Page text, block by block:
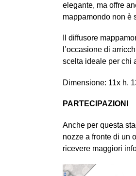
elegante, ma offre
mappamondo non è
Il diffusore
l’occasione di
scelta ideale per chi
Dimensione: 11x h.
PARTECIPAZIONI
Anche per questa
nozze a fronte di un
ricevere maggiori